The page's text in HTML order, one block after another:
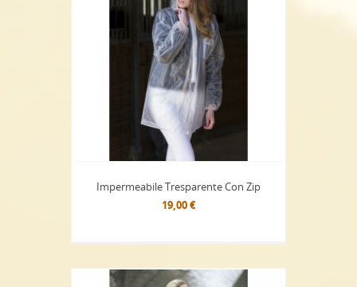
Impermeabile Tresparente Con Zip
19,00 €